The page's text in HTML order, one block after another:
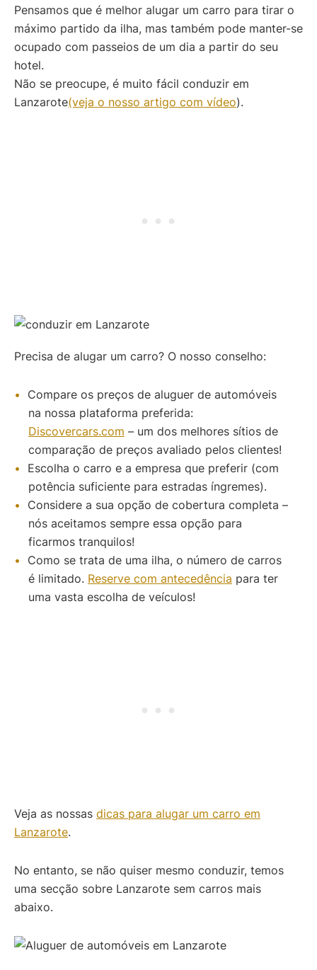
Pensamos que é melhor alugar um carro para tirar o
máximo partido da ilha, mas também pode manter-se
ocupado com passeios de um dia a partir do seu
hotel.
Não se preocupe, é muito fácil conduzir em
Lanzarote(veja o nosso artigo com vídeo).
Precisa de alugar um carro? O nosso conselho:
Compare os preços de aluguer de automóveis
na nossa plataforma preferida:
Discovercars.com – um dos melhores sítios de
comparação de preços avaliado pelos clientes!
Escolha o carro e a empresa que preferir (com
potência suficiente para estradas íngremes).
Considere a sua opção de cobertura completa –
nós aceitamos sempre essa opção para
ficarmos tranquilos!
Como se trata de uma ilha, o número de carros
é limitado. Reserve com antecedência para ter
uma vasta escolha de veículos!
Veja as nossas dicas para alugar um carro em
Lanzarote.
No entanto, se não quiser mesmo conduzir, temos
uma secção sobre Lanzarote sem carros mais
abaixo.